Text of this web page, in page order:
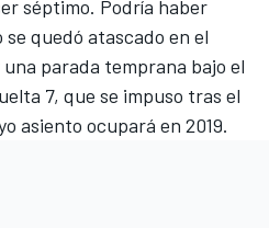
séptimo. Podría haber
quedó atascado en el
parada temprana bajo el
7, que se impuso tras el
asiento ocupará en 2019.